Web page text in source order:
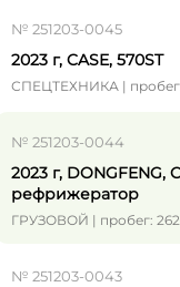
№ 251203-0045
2023 г, CASE, 570ST
СПЕЦТЕХНИКА |
№ 251203-0044
2023 г, DONGFENG,
рефрижератор
ГРУЗОВОЙ | пробег:
№ 251203-0043